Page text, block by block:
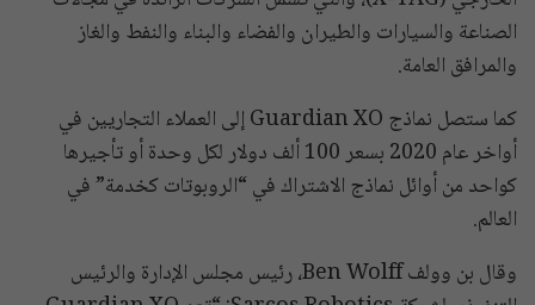
الصناعة والسيارات والطيران والفضاء والبناء والنفط والغاز
والمرافق العامة.
كما ستصل نماذج Guardian XO إلى العملاء التجاريين في
أواخر عام 2020 بسعر 100 ألف دولار لكل وحدة أو تأجيرها
كواحد من أوائل نماذج الاشتراك في “الروبوتات كخدمة” في
العالم.
وقال بن وولف Ben Wolff، رئيس مجلس الإدارة والرئيس